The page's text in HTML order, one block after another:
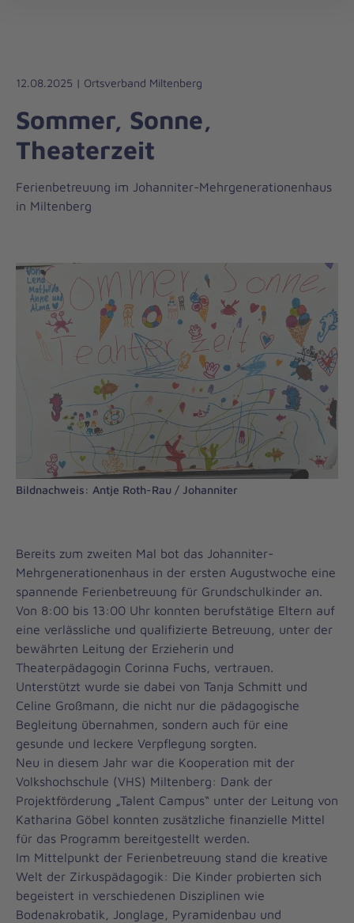
12.08.2025 | Ortsverband Miltenberg
Sommer, Sonne,
Theaterzeit
Ferienbetreuung im Johanniter-Mehrgenerationenhaus
in Miltenberg
Bildnachweis: Antje Roth-Rau / Johanniter
Bereits zum zweiten Mal bot das Johanniter-
Mehrgenerationenhaus in der ersten Augustwoche eine
spannende Ferienbetreuung für Grundschulkinder an.
Von 8:00 bis 13:00 Uhr konnten berufstätige Eltern auf
eine verlässliche und qualifizierte Betreuung, unter der
bewährten Leitung der Erzieherin und
Theaterpädagogin Corinna Fuchs, vertrauen.
Unterstützt wurde sie dabei von Tanja Schmitt und
Celine Großmann, die nicht nur die pädagogische
Begleitung übernahmen, sondern auch für eine
gesunde und leckere Verpflegung sorgten.
Neu in diesem Jahr war die Kooperation mit der
Volkshochschule (VHS) Miltenberg: Dank der
Projektförderung „Talent Campus“ unter der Leitung von
Katharina Göbel konnten zusätzliche finanzielle Mittel
für das Programm bereitgestellt werden.
Im Mittelpunkt der Ferienbetreuung stand die kreative
Welt der Zirkuspädagogik: Die Kinder probierten sich
begeistert in verschiedenen Disziplinen wie
Bodenakrobatik, Jonglage, Pyramidenbau und